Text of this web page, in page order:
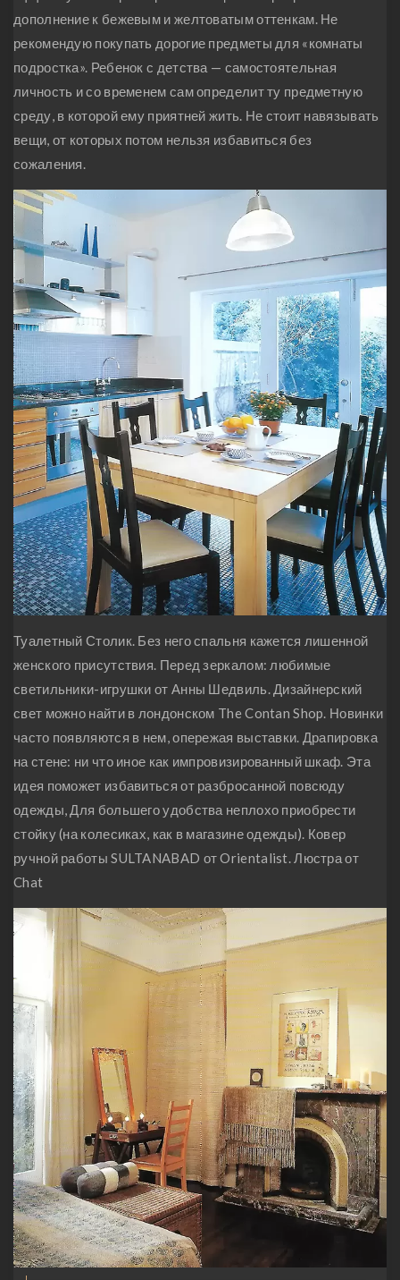
дополнение к бежевым и желтоватым оттенкам. Не
рекомендую покупать дорогие предметы для «комнаты
подростка». Ребенок с детства — самостоятельная
личность и со временем сам определит ту предметную
среду, в которой ему приятней жить. Не стоит навязывать
вещи, от которых потом нельзя избавиться без
сожаления.
Туалетный Столик. Без него спальня кажется лишенной
женского присутствия. Перед зеркалом: любимые
светильники-игрушки от Анны Шедвиль. Дизайнерский
свет можно найти в лондонском The Contan Shop. Новинки
часто появляются в нем, опережая выставки. Драпировка
на стене: ни что иное как импровизированный шкаф. Эта
идея поможет избавиться от разбросанной повсюду
одежды, Для большего удобства неплохо приобрести
стойку (на колесиках, как в магазине одежды). Ковер
ручной работы SULTANABAD от Orientalist. Люстра от
Chat